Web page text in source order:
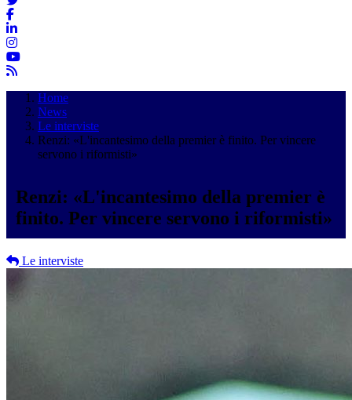
Home
News
Le interviste
Renzi: «L'incantesimo della premier è finito. Per vincere
servono i riformisti»
Renzi: «L'incantesimo della premier è
finito. Per vincere servono i riformisti»
Le interviste